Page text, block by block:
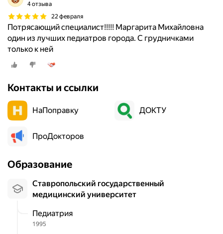
4 отзыва
22 февраля
Потрясающий специалист!!!!! Маргарита Михайловна
один из лучших педиатров города. С грудничками
только к ней
Контакты и ссылки
НаПоправку ДОКТУ
ПроДокторов
Образование
Ставропольский государственный
медицинский университет
Педиатрия
1995